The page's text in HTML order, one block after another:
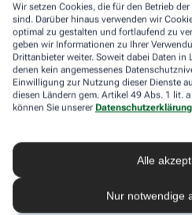
Wir setzen Cookies, die für den Betrieb
sind. Darüber hinaus verwenden wir
optimal zu gestalten und fortlaufend zu
geben wir Informationen zu Ihrer
Drittanbieter weiter. Soweit dabei Daten in
denen kein angemessenes
Einwilligung zur Nutzung dieser Dienste
diesen Ländern gem. Artikel 49 Abs. 1 lit.
können Sie unserer Datenschutzerklärung
Alle
Nur notwendige